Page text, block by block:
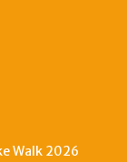
Walk 2026